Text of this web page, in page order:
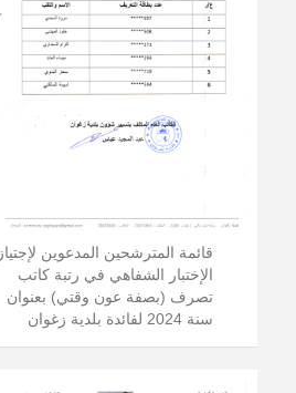
قائمة المترشحين المدعوين لإجتياز
الإختبار الشفاهي في رتبة كاتب
تصرف (بصفة عون وقتي) بعنوان
سنة 2024 لفائدة بلدية زغوان